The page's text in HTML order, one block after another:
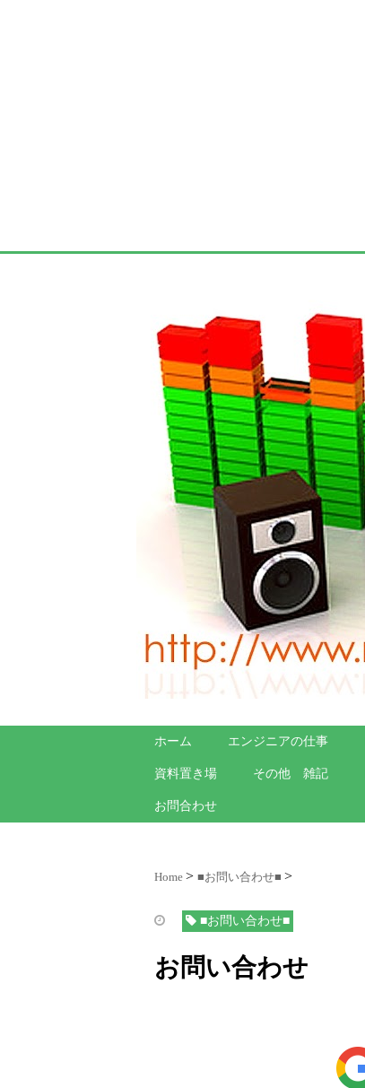
ホーム エンジニアの仕事
資料置き場 その他 雑記
お問合わせ
Home ■お問い合わせ■
■お問い合わせ■
お問い合わせ